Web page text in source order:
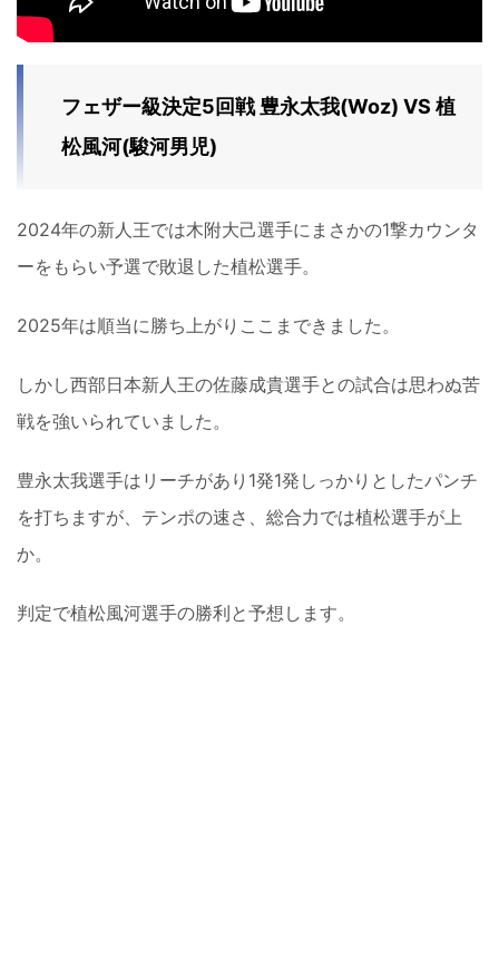
フェザー級決定5回戦 豊永太我(Woz) VS 植
松風河(駿河男児)
2024年の新人王では木附大己選手にまさかの1撃カウンタ
ーをもらい予選で敗退した植松選手。
2025年は順当に勝ち上がりここまできました。
しかし西部日本新人王の佐藤成貴選手との試合は思わぬ苦
戦を強いられていました。
豊永太我選手はリーチがあり1発1発しっかりとしたパンチ
を打ちますが、テンポの速さ、総合力では植松選手が上
か。
判定で植松風河選手の勝利と予想します。